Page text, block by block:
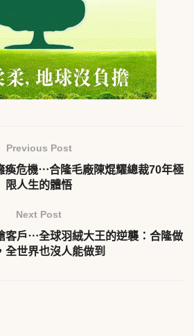
Previous Post
瘓危機⋯合隆毛廠陳焜耀總裁70年極
限人生的體悟
Next Post
客戶⋯全球羽絨大王的逆襲：合隆做
全世界也沒人能做到